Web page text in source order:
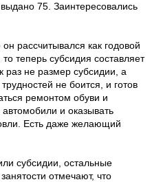
75. Заинтересовались
рассчитывался как годовой
теперь субсидия составляет
раз не размер субсидии, а
не боится, и готов
ремонтом обуви и
и оказывать
Есть даже желающий
субсидии, остальные
отмечают, что